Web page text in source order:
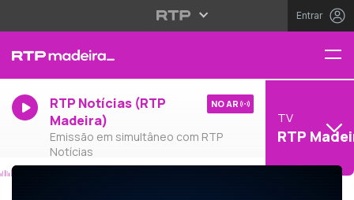
Entrar
RTP Notícias (RTP
Madeira)
Emissão em simultâneo com RTP
Notícias
NO AR
TV
RTP